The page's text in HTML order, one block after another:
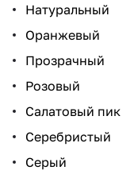
Натуральный
Оранжевый
Прозрачный
Розовый
Салатовый пик
Серебристый
Серый